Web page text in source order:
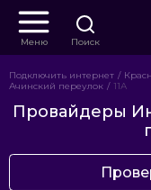
Меню Поиск
Подключить интернет
Ачинский переулок
11А
Провайдеры